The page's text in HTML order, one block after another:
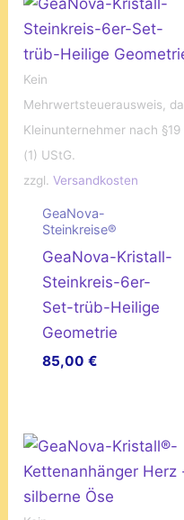
Kein
Mehrwertsteuerausweis, da
Kleinunternehmer nach §19
(1) UStG.
zzgl.Versandkosten
GeaNova-
Steinkreise®
GeaNova-Kristall-
Steinkreis-6er-
Set-trüb-Heilige
Geometrie
85,00 €